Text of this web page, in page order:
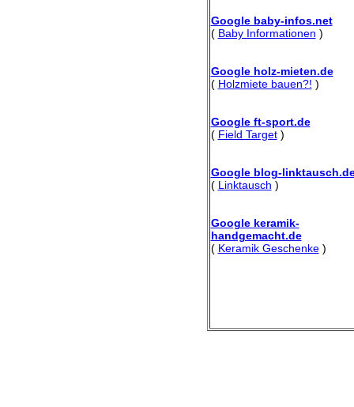
Google baby-infos.net
( Baby Informationen )
Google holz-mieten.de
( Holzmiete bauen?! )
Google ft-sport.de
( Field Target)
Google blog-
( Linktausch )
Google keramik-
handgemacht.de
( Keramik Geschenke)